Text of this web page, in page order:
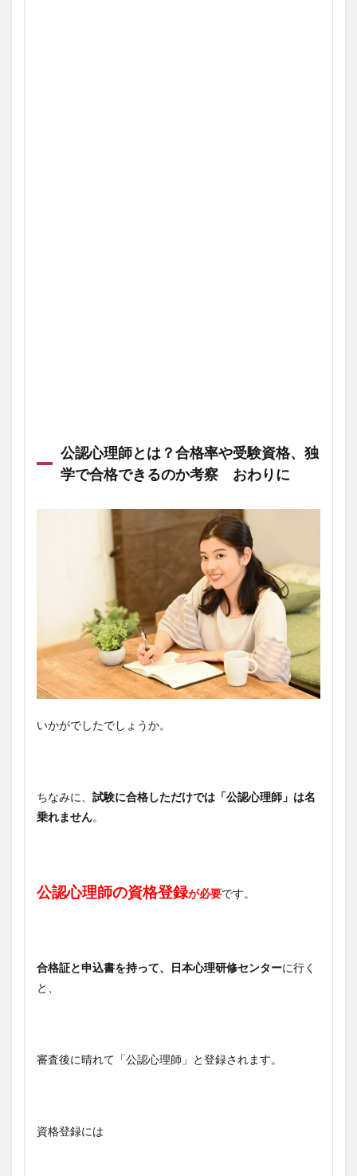
公認心理師とは？合格率や受験資格、独
学で合格できるのか考察 おわりに
いかがでしたでしょうか。
ちなみに、 試験に合格しただけでは「公認心理師」は名
乗れません。
公認心理師の資格登録が必要です。
合格証と申込書を持って、日本心理研修センターに行く
と、
審査後に晴れて「公認心理師」と登録されます。
資格登録には